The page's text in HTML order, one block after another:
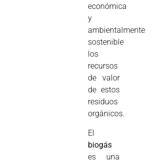
económica
y
ambientalmente
sostenible
los
recursos
de valor
de estos
residuos
orgánicos.
El
biogás
es una